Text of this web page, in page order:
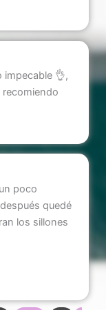
impecable 👌,
recomiendo
poco
quedé
los sillones